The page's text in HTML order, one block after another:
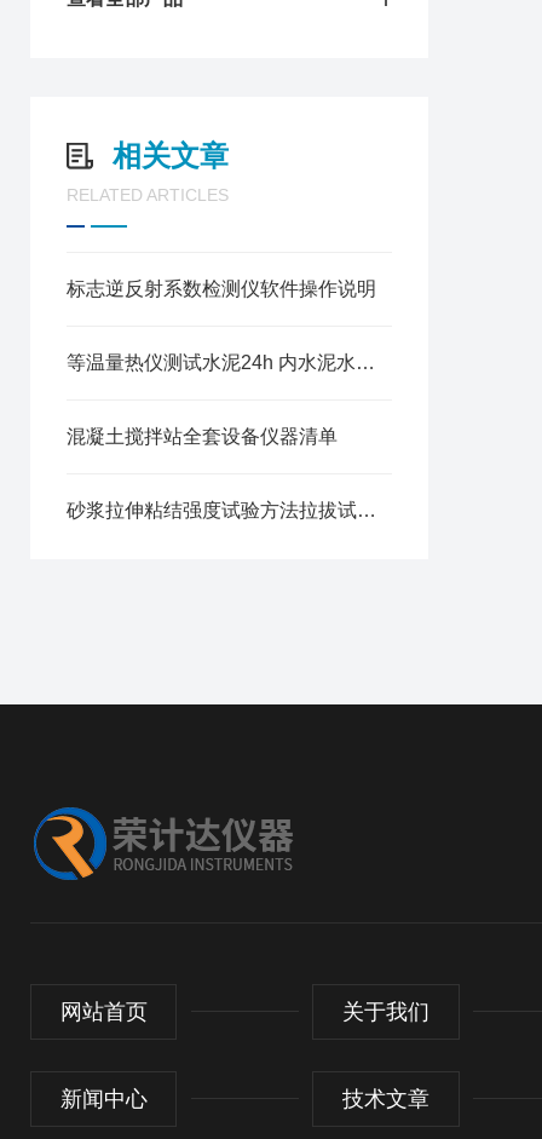
相关文章
RELATED ARTICLES
标志逆反射系数检测仪软件操作说明
等温量热仪测试水泥24h 内水泥水化热方法
混凝土搅拌站全套设备仪器清单
砂浆拉伸粘结强度试验方法拉拔试验机
网站首页 关于我们
新闻中心 技术文章